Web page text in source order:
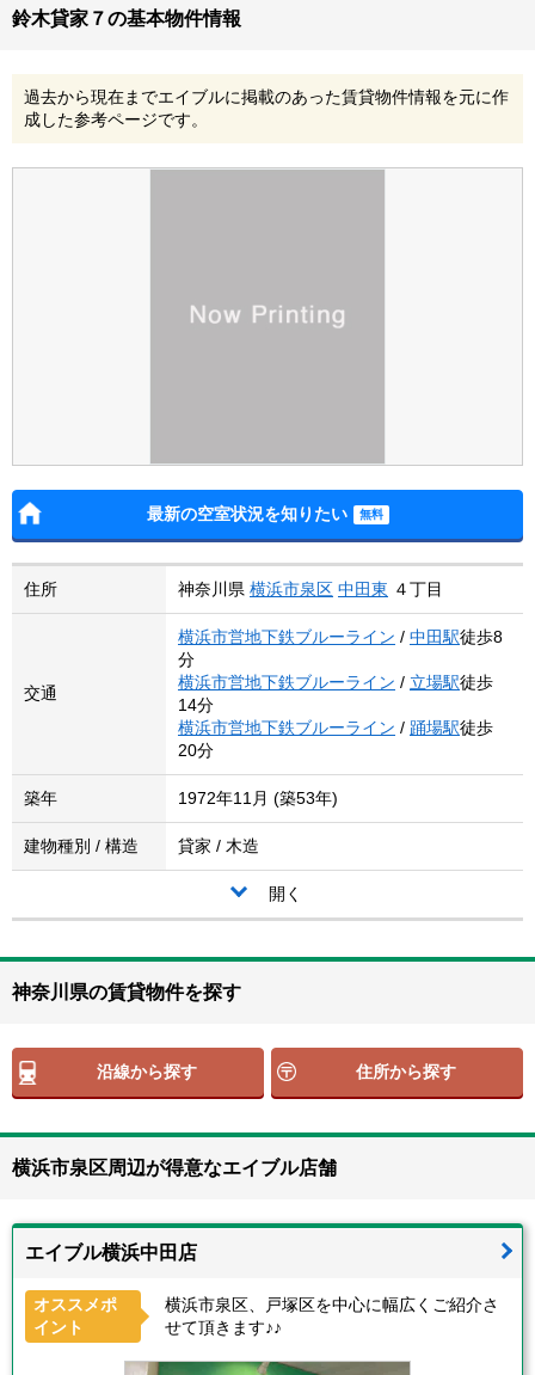
鈴木貸家７の基本物件情報
過去から現在までエイブルに掲載のあった賃貸物件情報を元に作
成した参考ページです。
最新の空室状況を知りたい
住所 神奈川県 横浜市泉区 中田東 ４丁目
交通
横浜市営地下鉄ブルーライン / 中田駅徒歩8
分
横浜市営地下鉄ブルーライン / 立場駅徒歩
14分
横浜市営地下鉄ブルーライン / 踊場駅徒歩
20分
築年 1972年11月 (築53年)
建物種別 / 構造 貸家 / 木造
開く
神奈川県の賃貸物件を探す
沿線から探す 住所から探す
横浜市泉区周辺が得意なエイブル店舗
エイブル横浜中田店
オススメポ
イント
横浜市泉区、戸塚区を中心に幅広くご紹介さ
せて頂きます♪♪